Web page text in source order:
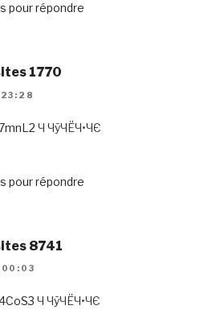
pour répondre
1770
Ч ЧўЧЁЧ•ЧЄ
pour répondre
8741
Ч ЧўЧЁЧ•ЧЄ